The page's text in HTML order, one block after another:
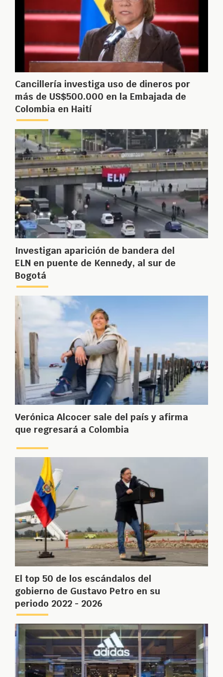
Cancillería investiga uso de dineros por
más de US$500.000 en la Embajada de
Colombia en Haití
Investigan aparición de bandera del
ELN en puente de Kennedy, al sur de
Bogotá
Verónica Alcocer sale del país y afirma
que regresará a Colombia
El top 50 de los escándalos del
gobierno de Gustavo Petro en su
periodo 2022 - 2026